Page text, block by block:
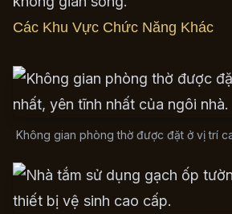
Các Khu Vực Chức Năng Khác
Không gian phòng thờ được đặt ở vị trí